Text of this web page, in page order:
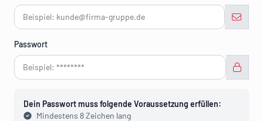
Passwort
Dein Passwort muss folgende Voraussetzung erfüllen:
Mindestens 8 Zeichen lang